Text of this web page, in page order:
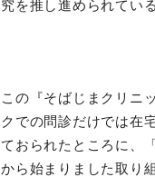
究を推し進められてい
この『そばじまクリニ
クでの問診だけでは在
ておられたところに、
から始まりました取り